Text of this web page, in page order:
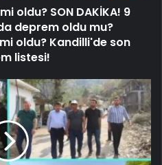
oldu? SON DAKİKA! 9
deprem oldu mu?
oldu? Kandilli'de son
listesi!